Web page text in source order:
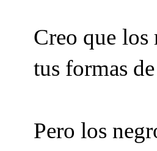
Creo que los
tus formas
Pero los